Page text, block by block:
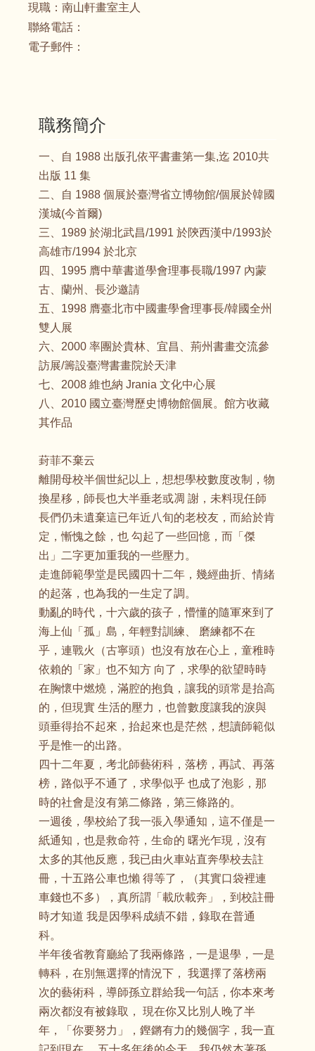
現職： 南山軒畫室主人
聯絡電話：
電子郵件：
職務簡介
一、自 1988 出版孔依平書畫第一集,迄 2010共
出版 11 集
二、自 1988 個展於臺灣省立博物館/個展於韓國
漢城(今首爾)
三、1989 於湖北武昌/1991 於陝西漢中/1993於
高雄市/1994 於北京
四、1995 膺中華書道學會理事長職/1997 內蒙
古、蘭州、長沙邀請
五、1998 膺臺北市中國畫學會理事長/韓國全州
雙人展
六、2000 率團於貴林、宜昌、荊州書畫交流參
訪展/籌設臺灣書畫院於天津
七、2008 維也納 Jrania 文化中心展
八、2010 國立臺灣歷史博物館個展。館方收藏
其作品
葑菲不棄云
離開母校半個世紀以上，想想學校數度改制，物
換星移，師長也大半垂老或凋 謝，未料現任師
長們仍未遺棄這已年近八旬的老校友，而給於肯
定，慚愧之餘，也 勾起了一些回憶，而「傑
出」二字更加重我的一些壓力。
走進師範學堂是民國四十二年，幾經曲折、情緒
的起落，也為我的一生定了調。
動亂的時代，十六歲的孩子，懵懂的隨軍來到了
海上仙「孤」島，年輕對訓練、 磨練都不在
乎，連戰火（古寧頭）也沒有放在心上，童稚時
依賴的「家」也不知方 向了，求學的欲望時時
在胸懷中燃燒，滿腔的抱負，讓我的頭常是抬高
的，但現實 生活的壓力，也曾數度讓我的淚與
頭垂得抬不起來，抬起來也是茫然，想讀師範似
乎是惟一的出路。
四十二年夏，考北師藝術科，落榜，再試、再落
榜，路似乎不通了，求學似乎 也成了泡影，那
時的社會是沒有第二條路，第三條路的。
一週後，學校給了我一張入學通知，這不僅是一
紙通知，也是救命符，生命的 曙光乍現，沒有
太多的其他反應，我已由火車站直奔學校去註
冊，十五路公車也懶 得等了，（其實口袋裡連
車錢也不多），真所謂「載欣載奔」，到校註冊
時才知道 我是因學科成績不錯，錄取在普通
科。
半年後省教育廳給了我兩條路，一是退學，一是
轉科，在別無選擇的情況下， 我選擇了落榜兩
次的藝術科，導師孫立群給我一句話，你本來考
兩次都沒有被錄取， 現在你又比別人晚了半
年，「你要努力」，鏗鏘有力的幾個字，我一直